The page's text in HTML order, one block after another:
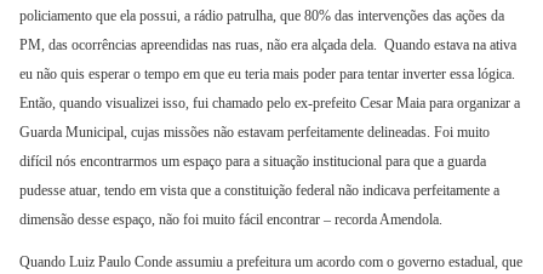
policiamento que ela possui, a rádio patrulha, que 80% das intervenções das ações da
PM, das ocorrências apreendidas nas ruas, não era alçada dela. Quando estava na ativa
eu não quis esperar o tempo em que eu teria mais poder para tentar inverter essa lógica.
Então, quando visualizei isso, fui chamado pelo ex-prefeito Cesar Maia para organizar a
Guarda Municipal, cujas missões não estavam perfeitamente delineadas. Foi muito
difícil nós encontrarmos um espaço para a situação institucional para que a guarda
pudesse atuar, tendo em vista que a constituição federal não indicava perfeitamente a
dimensão desse espaço, não foi muito fácil encontrar – recorda Amendola.
Quando Luiz Paulo Conde assumiu a prefeitura um acordo com o governo estadual, que